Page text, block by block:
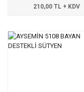
210,00 TL + KDV